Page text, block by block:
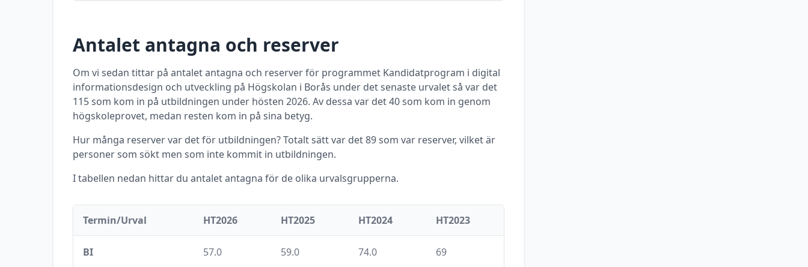
Antalet antagna och reserver
Om vi sedan tittar på antalet antagna och reserver för programmet Kandidatprogram i digital
informationsdesign och utveckling på Högskolan i Borås under det senaste urvalet så var det
115som kom in på utbildningen under hösten 2026. Av dessa var det40som kom in genom
högskoleprovet, medan resten kom in på sina betyg.
Hur många reserver var det för utbildningen? Totalt sätt var det89som var reserver, vilket är
personer som sökt men som inte kommit in utbildningen.
I tabellen nedan hittar du antalet antagna för de olika urvalsgrupperna.
Termin/Urval HT2026 HT2025 HT2024 HT2023
BI 57.0 59.0 74.0 69